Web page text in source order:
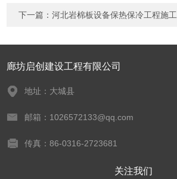
下一篇：河北岩棉板设备保热保冷工程施工
廊坊启创建设工程有限公司
地址：大城县
邮箱：1026572133@qq.com
传真：86-0316-2723681
关注我们